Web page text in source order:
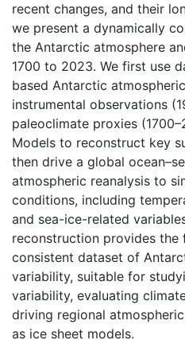
recent changes, and their
we present a dynamically
the Antarctic atmosphere
1700 to 2023. We first use
based Antarctic
instrumental observations
paleoclimate proxies
Models to reconstruct key
then drive a global
atmospheric reanalysis to
conditions, including
and sea-ice-related
reconstruction provides
consistent dataset of
variability, suitable for
variability, evaluating
driving regional
as ice sheet models.